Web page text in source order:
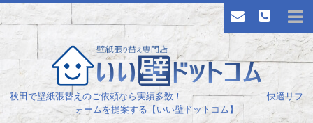
秋田で壁紙張替えのご依頼なら実績多数！ 快適リフ
ォームを提案する【いい壁ドットコム】